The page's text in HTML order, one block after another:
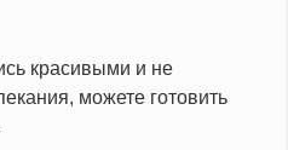
14.3 г
красивыми и не
можете готовить